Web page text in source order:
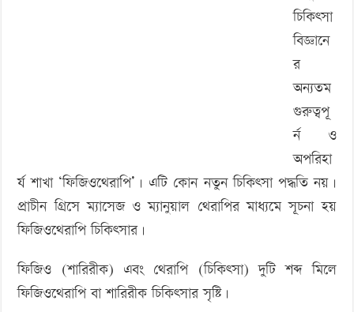
চিকিৎসা
বিজ্ঞানে
র
অন্যতম
গুরুত্বপূ
র্ন ও
অপরিহা
র্য শাখা ‘ফিজিওথেরাপি’। এটি কোন নতুন চিকিৎসা পদ্ধতি নয়।
প্রাচীন গ্রিসে ম্যাসেজ ও ম্যানুয়াল থেরাপির মাধ্যমে সূচনা হয়
ফিজিওথেরাপি চিকিৎসার।
ফিজিও (শারিরীক) এবং থেরাপি (চিকিৎসা) দুটি শব্দ মিলে
ফিজিওথেরাপি বা শারিরীক চিকিৎসার সৃষ্টি।